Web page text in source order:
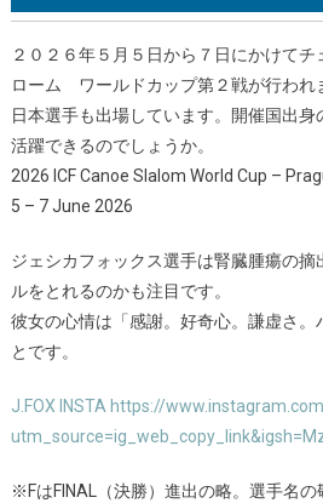
２０２６年５月５日から７日にかけて
ローム ワールドカップ第２戦が行われ
日本選手も出場しています。開催国出
活躍できるのでしょうか。
2026 ICF Canoe Slalom World Cup –
5 – 7 June 2026
ジェシカフォックス選手は腎臓腫瘍の摘
ルをとれるのかも注目です。
彼女の心情は「感謝。好奇心。謙虚さ。
とです。
J.FOX INSTA https://
※FはFINAL（決勝）進出の略。選手名